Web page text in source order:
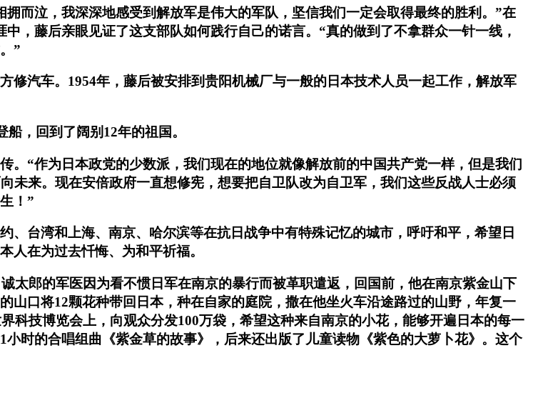
而泣，我深深地感受到解放军是伟大的军队，坚信我们一定会取得最终的胜利。”在
，藤后亲眼见证了这支部队如何践行自己的诺言。“真的做到了不拿群众一针一线，
”
汽车。1954年，藤后被安排到贵阳机械厂与一般的日本技术人员一起工作，解放军
，回到了阔别12年的祖国。
“作为日本政党的少数派，我们现在的地位就像解放前的中国共产党一样，但是我们
未来。现在安倍政府一直想修宪，想要把自卫队改为自卫军，我们这些反战人士必须
！”
台湾和上海、南京、哈尔滨等在抗日战争中有特殊记忆的城市，呼吁和平，希望日
人在为过去忏悔、为和平祈福。
太郎的军医因为看不惯日军在南京的暴行而被革职遣返，回国前，他在南京紫金山下
山口将12颗花种带回日本，种在自家的庭院，撒在他坐火车沿途路过的山野，年复一
科技博览会上，向观众分发100万袋，希望这种来自南京的小花，能够开遍日本的每一
时的合唱组曲《紫金草的故事》，后来还出版了儿童读物《紫色的大萝卜花》。这个